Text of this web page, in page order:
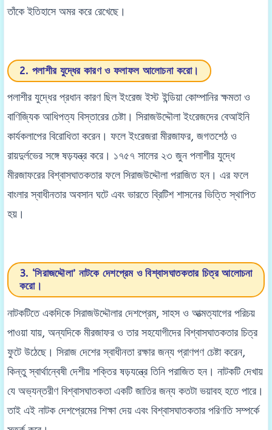
তাঁকে ইতিহাসে অমর করে রেখেছে।
2. পলাশীর যুদ্ধের কারণ ও ফলাফল আলোচনা করো।
পলাশীর যুদ্ধের প্রধান কারণ ছিল ইংরেজ ইস্ট ইন্ডিয়া কোম্পানির ক্ষমতা ও
বাণিজ্যিক আধিপত্য বিস্তারের চেষ্টা। সিরাজউদ্দৌলা ইংরেজদের বেআইনি
কার্যকলাপের বিরোধিতা করেন। ফলে ইংরেজরা মীরজাফর, জগতশেঠ ও
রায়দুর্লভের সঙ্গে ষড়যন্ত্র করে। ১৭৫৭ সালের ২৩ জুন পলাশীর যুদ্ধে
মীরজাফরের বিশ্বাসঘাতকতার ফলে সিরাজউদ্দৌলা পরাজিত হন। এর ফলে
বাংলার স্বাধীনতার অবসান ঘটে এবং ভারতে ব্রিটিশ শাসনের ভিত্তি স্থাপিত
হয়।
3. ‘সিরাজদ্দৌলা’ নাটকে দেশপ্রেম ও বিশ্বাসঘাতকতার চিত্র আলোচনা
করো।
নাটকটিতে একদিকে সিরাজউদ্দৌলার দেশপ্রেম, সাহস ও আত্মত্যাগের পরিচয়
পাওয়া যায়, অন্যদিকে মীরজাফর ও তার সহযোগীদের বিশ্বাসঘাতকতার চিত্র
ফুটে উঠেছে। সিরাজ দেশের স্বাধীনতা রক্ষার জন্য প্রাণপণ চেষ্টা করেন,
কিন্তু স্বার্থান্বেষী দেশীয় শক্তির ষড়যন্ত্রে তিনি পরাজিত হন। নাটকটি দেখায়
যে অভ্যন্তরীণ বিশ্বাসঘাতকতা একটি জাতির জন্য কতটা ভয়াবহ হতে পারে।
তাই এই নাটক দেশপ্রেমের শিক্ষা দেয় এবং বিশ্বাসঘাতকতার পরিণতি সম্পর্কে